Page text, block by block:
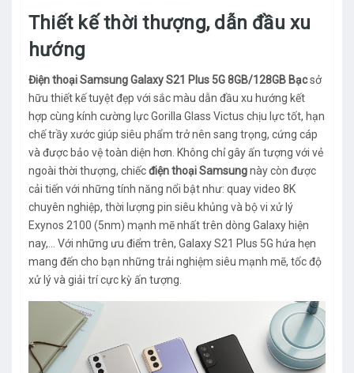
Thiết kế thời thượng, dẫn đầu xu
hướng
Điện thoại Samsung Galaxy S21 Plus 5G 8GB/128GB Bạcsở
hữu thiết kế tuyệt đẹp với sắc màu dẫn đầu xu hướng kết
hợp cùng kính cường lực Gorilla Glass Victus chịu lực tốt, hạn
chế trầy xước giúp siêu phẩm trở nên sang trọng, cứng cáp
và được bảo vệ toàn diện hơn. Không chỉ gây ấn tượng với vẻ
ngoài thời thượng, chiếcđiện thoại Samsungnày còn được
cải tiến với những tính năng nổi bật như: quay video 8K
chuyên nghiệp, thời lượng pin siêu khủng và bộ vi xử lý
Exynos 2100 (5nm) mạnh mẽ nhất trên dòng Galaxy hiện
nay,... Với những ưu điểm trên, Galaxy S21 Plus 5G hứa hẹn
mang đến cho bạn những trải nghiệm siêu mạnh mẽ, tốc độ
xử lý và giải trí cực kỳ ấn tượng.